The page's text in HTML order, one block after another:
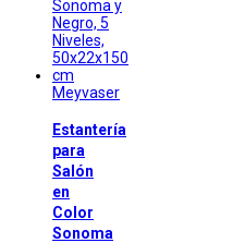
Meyvaser
Estantería
para
Salón
en
Color
Sonoma